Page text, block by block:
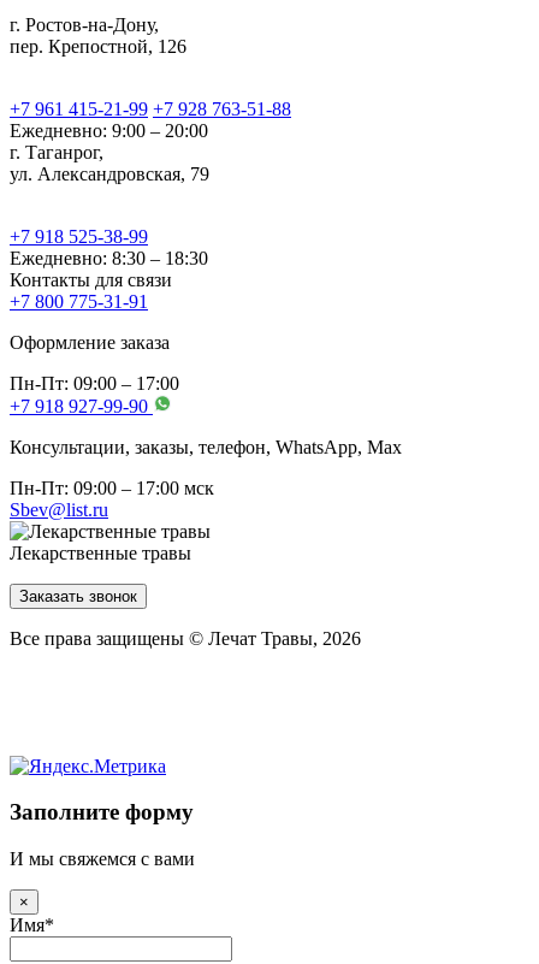
г. Ростов-на-Дону,
пер. Крепостной, 126
+7 961 415-21-99 +7 928 763-51-88
Ежедневно: 9:00 – 20:00
г. Таганрог,
ул. Александровская, 79
+7 918 525-38-99
Ежедневно: 8:30 – 18:30
Контакты для связи
+7 800 775-31-91
Оформление заказа
Пн-Пт: 09:00 – 17:00
+7 918 927-99-90
Консультации, заказы, телефон, WhatsApp, Мах
Пн-Пт: 09:00 – 17:00 мск
Sbev@list.ru
Лекарственные травы
Заказать звонок
Все права защищены © Лечат Травы, 2026
Заполните форму
И мы свяжемся с вами
×
Имя*